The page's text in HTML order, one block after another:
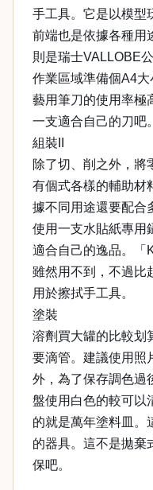
手工具。它是以模型
前端也是依據各種用
則是瑞士VALLOBE
作業區域準備個A4
藝用筆刀的使用率極
一支適合自己的刀吧。
組裝II
除了切、削之外，將
有個式各樣的輔助材
據不同用途還要配合
使用一支水貼紙專用
適合自己的逸品。「
雖然用不到，不過比
用於擦拭手工具。
塗裝
溶劑買大罐的比較划
要滴管。建議使用照
外，為了保存調色過
盤使用白色的較可以
的就是萬年塗料皿。
的器具。這不是拋棄
保吧。